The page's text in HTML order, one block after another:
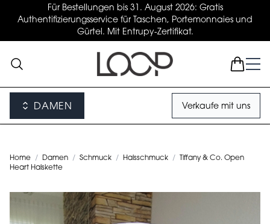
Für Bestellungen bis 31. August 2026: Gratis
Authentifizierungsservice für Taschen, Portemonnaies und
Gürtel. Mit Entrupy-Zertifikat.
DAMEN Verkaufe mit uns
Home / Damen / Schmuck / Halsschmuck /
Tiffany & Co. Open
Heart Halskette